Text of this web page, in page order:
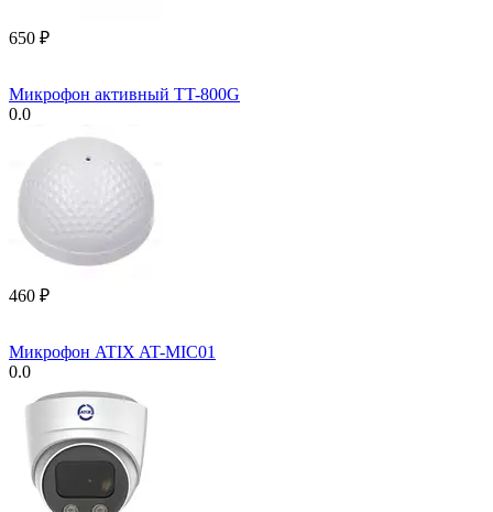
‍650‍ ₽
Микрофон активный TT-800G
0.0
‍460‍ ₽
Микрофон ATIX AT-MIC01
0.0